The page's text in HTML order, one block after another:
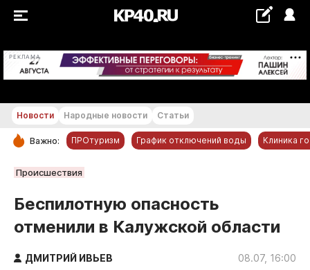
РЕКЛАМА +16...+17 °С
РУБРИКИ
Новости компаний
Статьи
Народные новости
Новости Народные новости Статьи
Важно: ПРОтуризм График отключений воды Клиника
Происшествия
Беспилотную опасность
отменили в Калужской области
ДМИТРИЙ ИВЬЕВ 08.07, 16:00